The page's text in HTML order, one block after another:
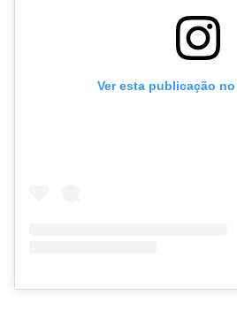
Ver esta publicação